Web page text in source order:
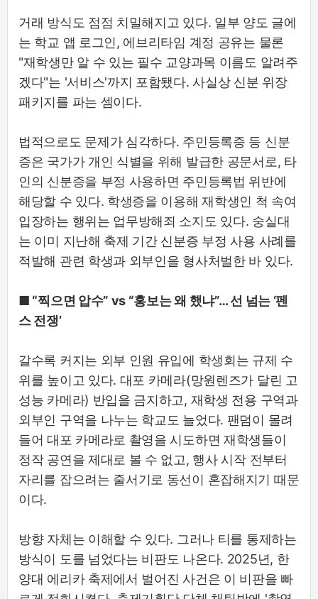
거래 방식도 점점 치밀해지고 있다. 일부 양도 글에
는 학교 앱 로그인, 에브리타임 계정 공유는 물론
"재학생만 알 수 있는 필수 교양과목 이름도 알려주
겠다"는 '서비스'까지 포함됐다. 사실상 신분 위장
패키지를 파는 셈이다.
법적으로도 문제가 심각하다. 주민등록증 등 신분
증은 국가가 개인 식별을 위해 발급한 공문서로, 타
인의 신분증을 부정 사용하면 주민등록법 위반에
해당할 수 있다. 학생증을 이용해 재학생인 척 속여
입장하는 행위는 업무방해죄 소지도 있다. 숭실대
는 이미 지난해 축제 기간 신분증 부정 사용 사례를
적발해 관련 학생과 외부인을 형사처벌한 바 있다.
■ “찍으면 압수” vs “홍보는 왜 했냐”… 선 넘는 ‘펜
스 전쟁’
갈수록 커지는 외부 인원 유입에 학생회는 규제 수
위를 높이고 있다. 대포 카메라(망원렌즈가 달린 고
성능 카메라) 반입을 금지하고, 재학생 전용 구역과
외부인 구역을 나누는 학교도 늘었다. 팬덤이 몰려
들어 대포 카메라로 촬영을 시도하면 재학생들이
정작 공연을 제대로 볼 수 없고, 행사 시작 전부터
자리를 잡으려는 줄서기로 동선이 혼잡해지기 때문
이다.
방향 자체는 이해할 수 있다. 그러나 티를 통제하는
방식이 도를 넘었다는 비판도 나온다. 2025년, 한
양대 에리카 축제에서 벌어진 사건은 이 비판을 빠